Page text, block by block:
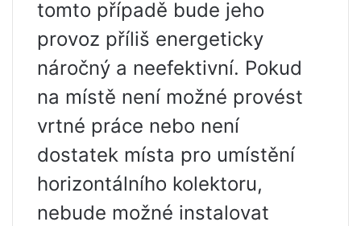
tomto případě bude jeho
provoz příliš energeticky
náročný a neefektivní. Pokud
na místě není možné provést
vrtné práce nebo není
dostatek místa pro umístění
horizontálního kolektoru,
nebude možné instalovat